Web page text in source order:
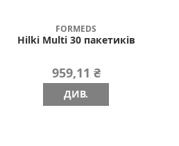
FORMEDS
Hilki Multi 30 пакетиків
959,11 ₴
ДИВ.